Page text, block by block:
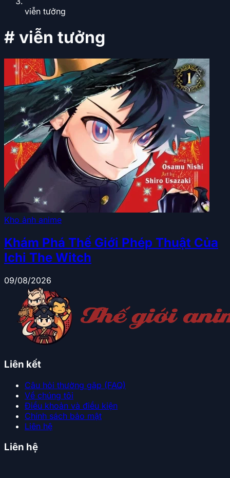
viễn tưởng
# viễn tưởng
Kho ảnh anime
Khám Phá Thế Giới Phép Thuật Của
Ichi The Witch
09/08/2026
Liên kết
Câu hỏi thường gặp (FAQ)
Về chúng tôi
Điều khoản và điều kiện
Chính sách bảo mật
Liên hệ
Liên hệ